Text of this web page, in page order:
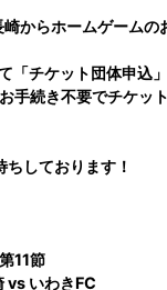
崎からホームゲームの
「チケット団体申込」
手続き不要でチケッ
しております！
11節
vs いわきFC